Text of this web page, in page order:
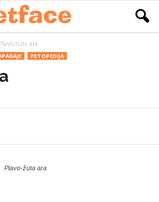
Plavo-žuta ara
PETOPEDIJA
Plavo-žuta ara